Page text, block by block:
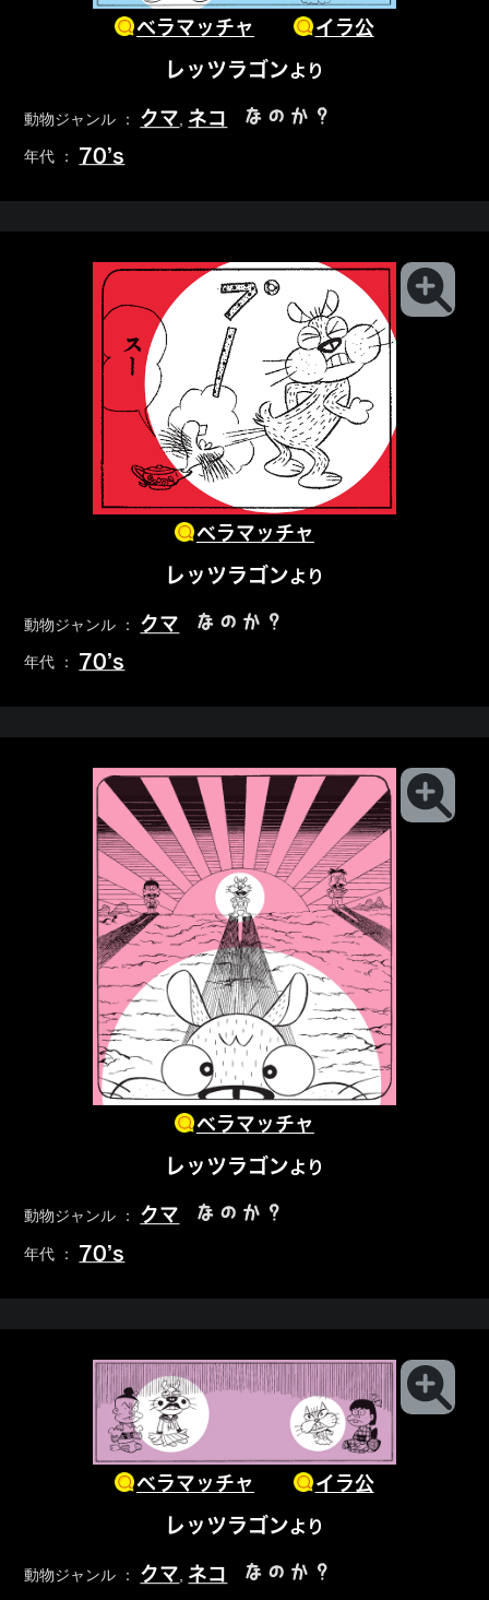
ベラマッチャ イラ公
レッツラゴンより
動物ジャンル ： クマ ネコ なのか？
年代 ： 70’s
ベラマッチャ
レッツラゴンより
動物ジャンル ： クマ なのか？
年代 ： 70’s
ベラマッチャ
レッツラゴンより
動物ジャンル ： クマ なのか？
年代 ： 70’s
ベラマッチャ イラ公
レッツラゴンより
動物ジャンル ： クマ ネコ なのか？